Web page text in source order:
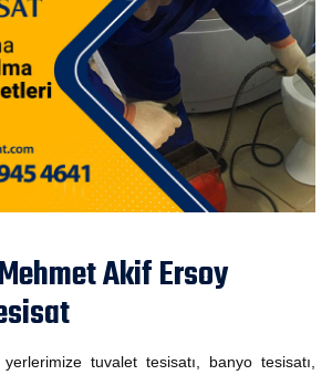
Akif Ersoy
tuvalet tesisatı, banyo tesisatı,